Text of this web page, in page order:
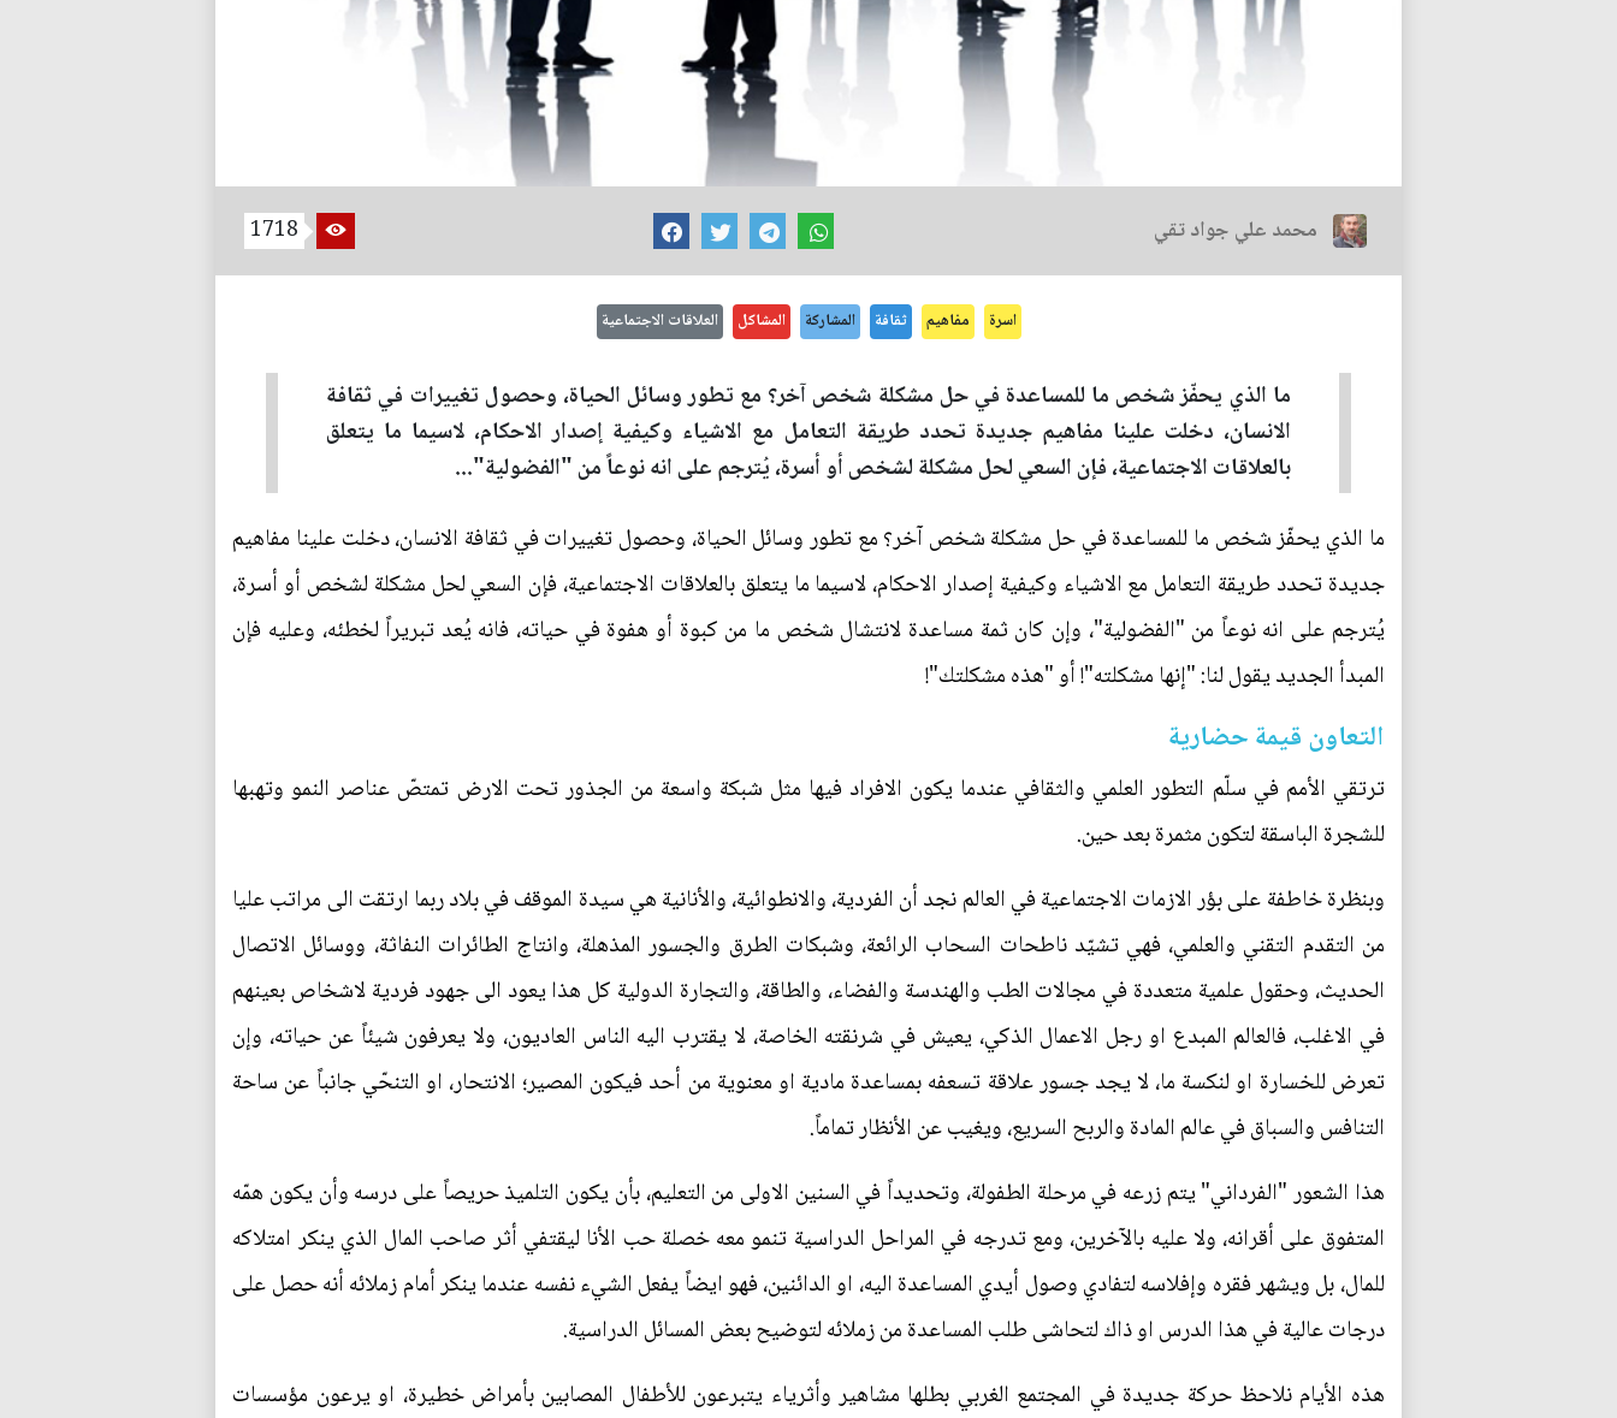
محمد علي جواد تقي 1718
اسرة مفاهيم ثقافة المشاركة المشاكل العلاقات الاجتماعية
ما الذي يحفّز شخص ما للمساعدة في حل مشكلة شخص آخر؟ مع تطور وسائل الحياة، وحصول تغييرات في ثقافة
الانسان، دخلت علينا مفاهيم جديدة تحدد طريقة التعامل مع الاشياء وكيفية إصدار الاحكام، لاسيما ما يتعلق
بالعلاقات الاجتماعية، فإن السعي لحل مشكلة لشخص أو أسرة، يُترجم على انه نوعاً من "الفضولية"...
ما الذي يحفّز شخص ما للمساعدة في حل مشكلة شخص آخر؟ مع تطور وسائل الحياة، وحصول تغييرات في ثقافة الانسان، دخلت علينا مفاهيم
جديدة تحدد طريقة التعامل مع الاشياء وكيفية إصدار الاحكام، لاسيما ما يتعلق بالعلاقات الاجتماعية، فإن السعي لحل مشكلة لشخص أو أسرة،
يُترجم على انه نوعاً من "الفضولية"، وإن كان ثمة مساعدة لانتشال شخص ما من كبوة أو هفوة في حياته، فانه يُعد تبريراً لخطئه، وعليه فإن
المبدأ الجديد يقول لنا: "إنها مشكلته"! أو "هذه مشكلتك"!
التعاون قيمة حضارية
ترتقي الأمم في سلّم التطور العلمي والثقافي عندما يكون الافراد فيها مثل شبكة واسعة من الجذور تحت الارض تمتصّ عناصر النمو وتهبها
للشجرة الباسقة لتكون مثمرة بعد حين.
وبنظرة خاطفة على بؤر الازمات الاجتماعية في العالم نجد أن الفردية، والانطوائية، والأنانية هي سيدة الموقف في بلاد ربما ارتقت الى مراتب عليا
من التقدم التقني والعلمي، فهي تشيّد ناطحات السحاب الرائعة، وشبكات الطرق والجسور المذهلة، وانتاج الطائرات النفاثة، ووسائل الاتصال
الحديث، وحقول علمية متعددة في مجالات الطب والهندسة والفضاء، والطاقة، والتجارة الدولية كل هذا يعود الى جهود فردية لاشخاص بعينهم
في الاغلب، فالعالم المبدع او رجل الاعمال الذكي، يعيش في شرنقته الخاصة، لا يقترب اليه الناس العاديون، ولا يعرفون شيئاً عن حياته، وإن
تعرض للخسارة او لنكسة ما، لا يجد جسور علاقة تسعفه بمساعدة مادية او معنوية من أحد فيكون المصير؛ الانتحار، او التنحّي جانباً عن ساحة
التنافس والسباق في عالم المادة والربح السريع، ويغيب عن الأنظار تماماً.
هذا الشعور "الفرداني" يتم زرعه في مرحلة الطفولة، وتحديداً في السنين الاولى من التعليم، بأن يكون التلميذ حريصاً على درسه وأن يكون همّه
المتفوق على أقرانه، ولا عليه بالآخرين، ومع تدرجه في المراحل الدراسية تنمو معه خصلة حب الأنا ليقتفي أثر صاحب المال الذي ينكر امتلاكه
للمال، بل ويشهر فقره وإفلاسه لتفادي وصول أيدي المساعدة اليه، او الدائنين، فهو ايضاً يفعل الشيء نفسه عندما ينكر أمام زملائه أنه حصل على
درجات عالية في هذا الدرس او ذاك لتحاشى طلب المساعدة من زملائه لتوضيح بعض المسائل الدراسية.
هذه الأيام نلاحظ حركة جديدة في المجتمع الغربي بطلها مشاهير وأثرياء يتبرعون للأطفال المصابين بأمراض خطيرة، او يرعون مؤسسات